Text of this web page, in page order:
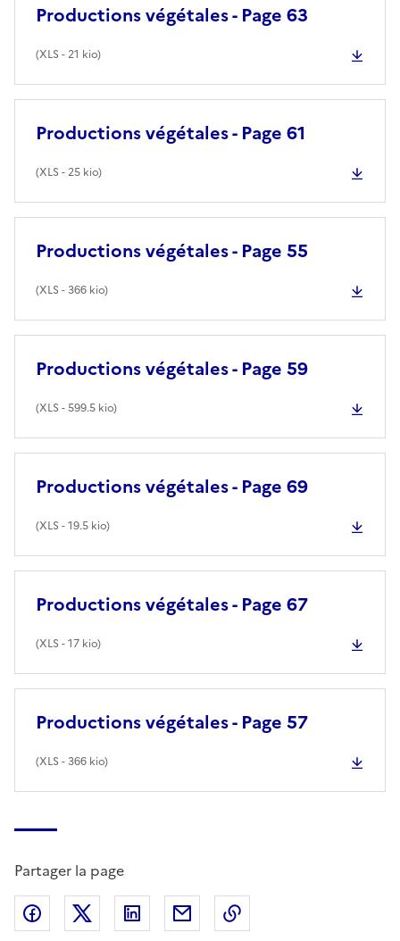
Productions végétales - Page 63
(XLS - 21 kio)
Productions végétales - Page 61
(XLS - 25 kio)
Productions végétales - Page 55
(XLS - 366 kio)
Productions végétales - Page 59
(XLS - 599.5 kio)
Productions végétales - Page 69
(XLS - 19.5 kio)
Productions végétales - Page 67
(XLS - 17 kio)
Productions végétales - Page 57
(XLS - 366 kio)
Partager la page
Partager sur Facebook
Partager sur X (anciennement Twitter)
Partager sur LinkedIn
Partager par email